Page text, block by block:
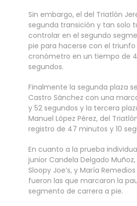
Sin embargo, el del Triatlón
segunda transición y tan solo
controlar en el segundo
pie para hacerse con el triunfo
cronómetro en un tiempo de
segundos.
Finalmente la segunda plaza
Castro Sánchez con una
y 52 segundos y la tercera
Manuel López Pérez, del
registro de 47 minutos y 10
En cuanto a la prueba
junior Candela Delgado Muñoz,
Sloopy Joe’s, y María
fueron las que marcaron la
segmento de carrera a pie.